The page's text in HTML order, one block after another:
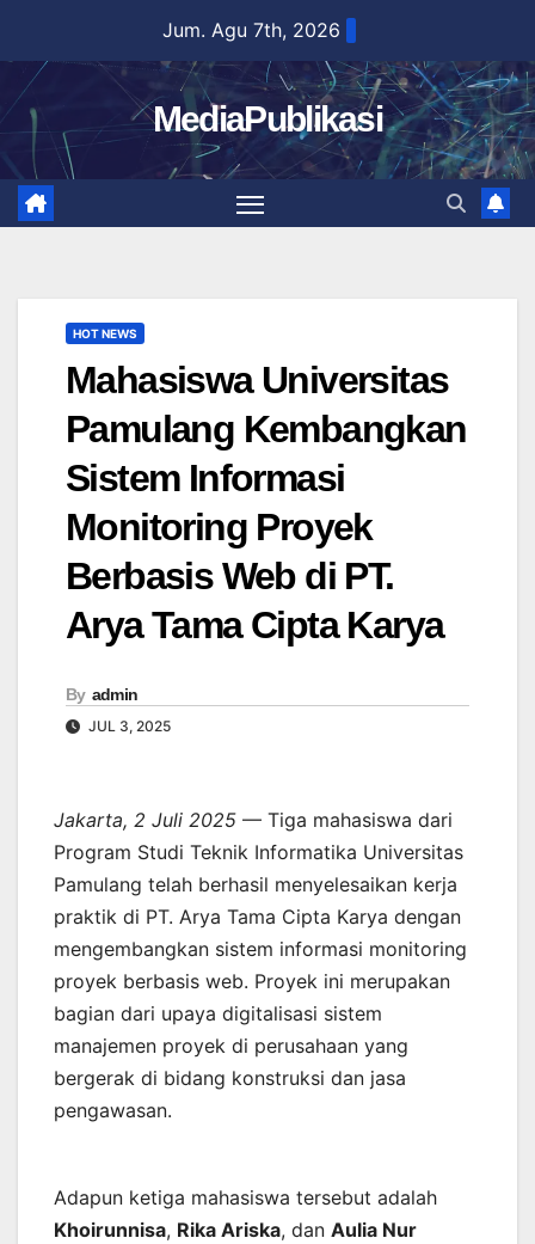
content
Jum. Agu 7th, 2026
MediaPublikasi
HOT NEWS
Mahasiswa Universitas
Pamulang Kembangkan
Sistem Informasi
Monitoring Proyek
Berbasis Web di PT.
Arya Tama Cipta Karya
By admin
JUL 3, 2025
Jakarta, 2 Juli 2025 — Tiga mahasiswa dari
Program Studi Teknik Informatika Universitas
Pamulang telah berhasil menyelesaikan kerja
praktik di PT. Arya Tama Cipta Karya dengan
mengembangkan sistem informasi monitoring
proyek berbasis web. Proyek ini merupakan
bagian dari upaya digitalisasi sistem
manajemen proyek di perusahaan yang
bergerak di bidang konstruksi dan jasa
pengawasan.
Adapun ketiga mahasiswa tersebut adalah
Khoirunnisa, Rika Ariska, dan Aulia Nur